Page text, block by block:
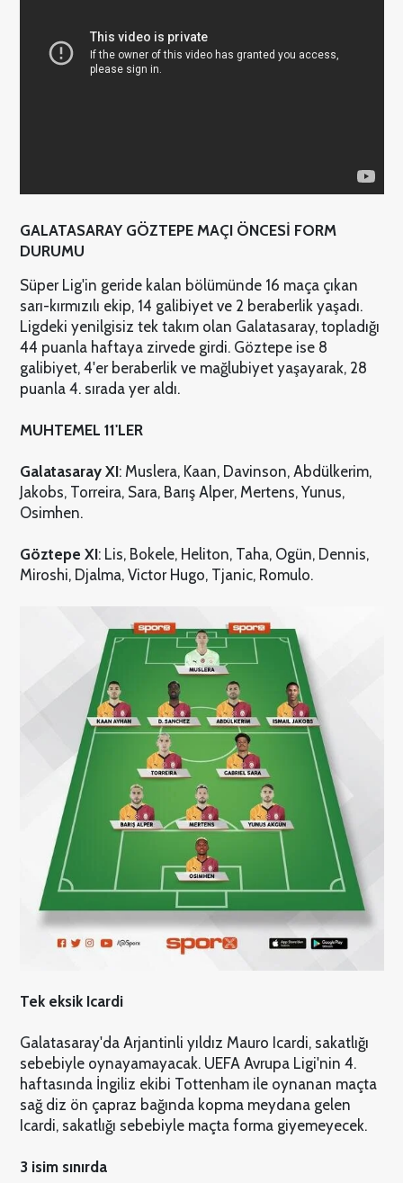
GALATASARAY GÖZTEPE MAÇI ÖNCESİ FORM
DURUMU
Süper Lig'in geride kalan bölümünde 16 maça çıkan
sarı-kırmızılı ekip, 14 galibiyet ve 2 beraberlik yaşadı.
Ligdeki yenilgisiz tek takım olan Galatasaray, topladığı
44 puanla haftaya zirvede girdi. Göztepe ise 8
galibiyet, 4'er beraberlik ve mağlubiyet yaşayarak, 28
puanla 4. sırada yer aldı.
MUHTEMEL 11'LER
Galatasaray XI: Muslera, Kaan, Davinson, Abdülkerim,
Jakobs, Torreira, Sara, Barış Alper, Mertens, Yunus,
Osimhen.
Göztepe XI: Lis, Bokele, Heliton, Taha, Ogün, Dennis,
Miroshi, Djalma, Victor Hugo, Tjanic, Romulo.
Tek eksik Icardi
Galatasaray'da Arjantinli yıldız Mauro Icardi, sakatlığı
sebebiyle oynayamayacak. UEFA Avrupa Ligi'nin 4.
haftasında İngiliz ekibi Tottenham ile oynanan maçta
sağ diz ön çapraz bağında kopma meydana gelen
Icardi, sakatlığı sebebiyle maçta forma giyemeyecek.
3 isim sınırda